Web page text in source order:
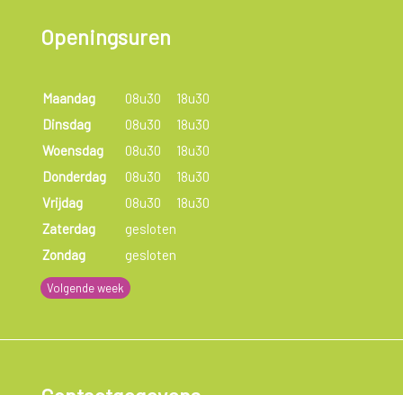
Openingsuren
Maandag 08u30
18u30
Dinsdag
08u30
18u30
Woensdag
08u30
18u30
Donderdag
08u30
18u30
Vrijdag
08u30
18u30
Zaterdag
gesloten
Zondag
gesloten
Volgende week